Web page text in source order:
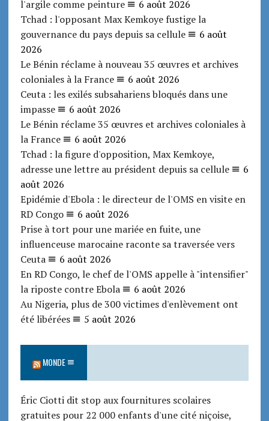
l'argile comme peinture
6 août 2026
Tchad : l'opposant Max Kemkoye fustige la
gouvernance du pays depuis sa cellule
6 août
2026
Le Bénin réclame à nouveau 35 œuvres et archives
coloniales à la France
6 août 2026
Ceuta : les exilés subsahariens bloqués dans une
impasse
6 août 2026
Le Bénin réclame 35 œuvres et archives coloniales à
la France
6 août 2026
Tchad : la figure d'opposition, Max Kemkoye,
adresse une lettre au président depuis sa cellule
6
août 2026
Epidémie d'Ebola : le directeur de l'OMS en visite en
RD Congo
6 août 2026
Prise à tort pour une mariée en fuite, une
influenceuse marocaine raconte sa traversée vers
Ceuta
6 août 2026
En RD Congo, le chef de l'OMS appelle à "intensifier"
la riposte contre Ebola
6 août 2026
Au Nigeria, plus de 300 victimes d'enlèvement ont
été libérées
5 août 2026
MONDE
Éric Ciotti dit stop aux fournitures scolaires
gratuites pour 22 000 enfants d'une cité niçoise,